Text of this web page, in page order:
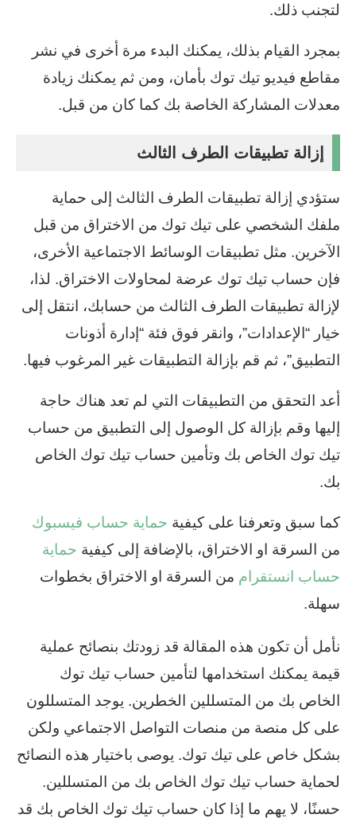
لتجنب ذلك.
بمجرد القيام بذلك، يمكنك البدء مرة أخرى في نشر
مقاطع فيديو تيك توك بأمان، ومن ثم يمكنك زيادة
معدلات المشاركة الخاصة بك كما كان من قبل.
إزالة تطبيقات الطرف الثالث
ستؤدي إزالة تطبيقات الطرف الثالث إلى حماية
ملفك الشخصي على تيك توك من الاختراق من قبل
الآخرين. مثل تطبيقات الوسائط الاجتماعية الأخرى،
فإن حساب تيك توك عرضة لمحاولات الاختراق. لذا،
لإزالة تطبيقات الطرف الثالث من حسابك، انتقل إلى
خيار “الإعدادات”، وانقر فوق فئة “إدارة أذونات
التطبيق”، ثم قم بإزالة التطبيقات غير المرغوب فيها.
أعد التحقق من التطبيقات التي لم تعد هناك حاجة
إليها وقم بإزالة كل الوصول إلى التطبيق من حساب
تيك توك الخاص بك وتأمين حساب تيك توك الخاص
بك.
كما سبق وتعرفنا على كيفية حماية حساب فيسبوك
من السرقة او الاختراق، بالإضافة إلى كيفية حماية
حساب انستقرام من السرقة او الاختراق بخطوات
سهلة.
نأمل أن تكون هذه المقالة قد زودتك بنصائح عملية
قيمة يمكنك استخدامها لتأمين حساب تيك توك
الخاص بك من المتسللين الخطرين. يوجد المتسللون
على كل منصة من منصات التواصل الاجتماعي ولكن
بشكل خاص على تيك توك. يوصى باختيار هذه النصائح
لحماية حساب تيك توك الخاص بك من المتسللين.
حسنًا، لا يهم ما إذا كان حساب تيك توك الخاص بك قد